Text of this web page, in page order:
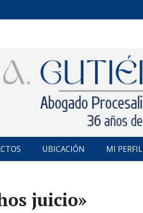
UBICACIÓN MI PERFIL
juicio»